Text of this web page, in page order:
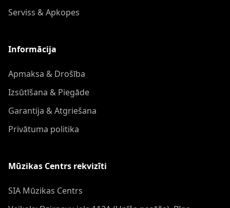
Serviss & Apkopes
Informācija
Apmaksa & Drošība
Izsūtīšana & Piegāde
Garantija & Atgriešana
Privātuma politika
Mūzikas Centrs rekvizīti
SIA Mūzikas Centrs